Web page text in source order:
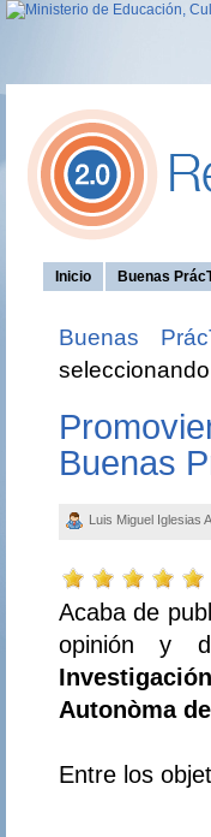
Inicio Buenas
Buenas
Buenas
Luis Miguel Iglesias
Acaba de
opinión y
Autonòma
Entre los